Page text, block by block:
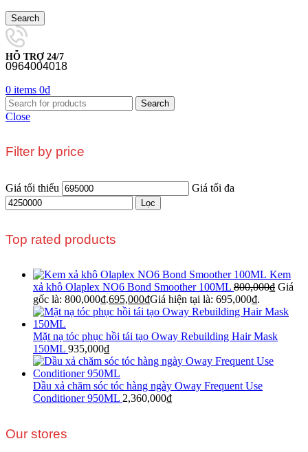
Search
HỖ TRỢ 24/7
0964004018
0 items 0₫
Search
Close
Filter by price
Giá tối thiểu Giá tối đa
Lọc
Top rated products
Kem
xả khô Olaplex NO6 Bond Smoother 100ML 800,000₫ Giá
gốc là: 800,000₫.695,000₫Giá hiện tại là: 695,000₫.
Mặt nạ tóc phục hồi tái tạo Oway Rebuilding Hair Mask
150ML 935,000₫
Dầu xả chăm sóc tóc hàng ngày Oway Frequent Use
Conditioner 950ML 2,360,000₫
Our stores